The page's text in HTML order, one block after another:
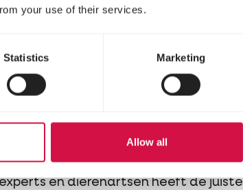
your use of their services.
Statistics Marketing
Allow all
en dierenartsen heeft de juiste